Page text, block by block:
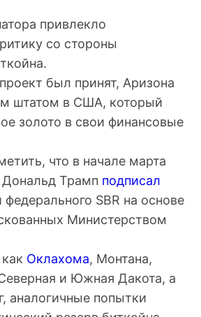
привлекло
со стороны
был принят, Аризона
штатом в США, который
золото в свои финансовые
что в начале марта
Трамп подписал
федерального SBR на основе
Министерством
Оклахома, Монтана,
и Южная Дакота, а
аналогичные попытки